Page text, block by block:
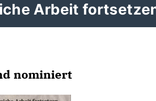
Arbeit
nominiert